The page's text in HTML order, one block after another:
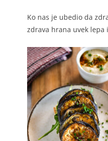
Ko nas je ubedio da
zdrava hrana uvek lepa